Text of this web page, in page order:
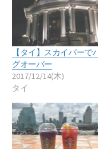
【タイ】スカイバーで
グオーバー
2017/12/14(木)
タイ